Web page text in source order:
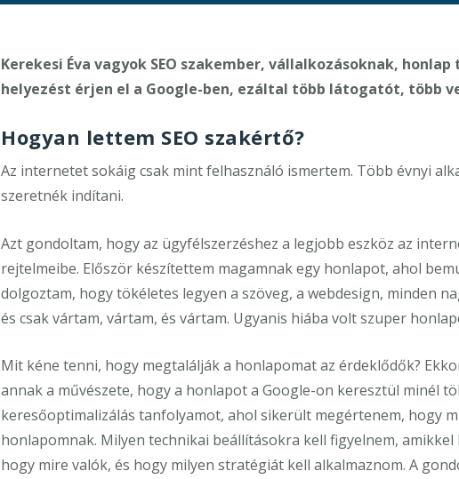
Kerekesi Éva vagyok SEO szakember, vállalkozásoknak,
helyezést érjen el a Google-ben, ezáltal több látogatót, több
Hogyan lettem SEO szakértő?
Az internetet sokáig csak mint felhasználó ismertem. Több évnyi
szeretnék indítani.
Azt gondoltam, hogy az ügyfélszerzéshez a legjobb eszköz az
rejtelmeibe. Először készítettem magamnak egy honlapot, ahol
dolgoztam, hogy tökéletes legyen a szöveg, a webdesign, minden
és csak vártam, vártam, és vártam. Ugyanis hiába volt szuper
Mit kéne tenni, hogy megtalálják a honlapomat az érdeklődők?
annak a művészete, hogy a honlapot a Google-on keresztül minél
keresőoptimalizálás tanfolyamot, ahol sikerült megértenem, hogy
honlapomnak. Milyen technikai beállításokra kell figyelnem,
hogy mire valók, és hogy milyen stratégiát kell alkalmaznom. A